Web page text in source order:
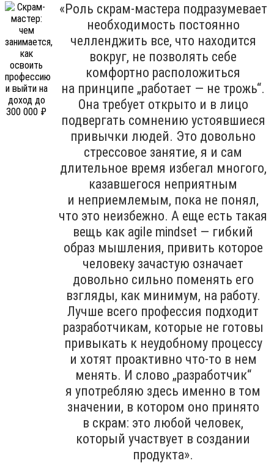
«Роль скрам-мастера подразумевает
необходимость постоянно
челленджить все, что находится
вокруг, не позволять себе
комфортно расположиться
на принципе „работает — не трожь“.
Она требует открыто и в лицо
подвергать сомнению устоявшиеся
привычки людей. Это довольно
стрессовое занятие, я и сам
длительное время избегал многого,
казавшегося неприятным
и неприемлемым, пока не понял,
что это неизбежно. А еще есть такая
вещь как agile mindset — гибкий
образ мышления, привить которое
человеку зачастую означает
довольно сильно поменять его
взгляды, как минимум, на работу.
Лучше всего профессия подходит
разработчикам, которые не готовы
привыкать к неудобному процессу
и хотят проактивно что-то в нем
менять. И слово „разработчик“
я употребляю здесь именно в том
значении, в котором оно принято
в скрам: это любой человек,
который участвует в создании
продукта».